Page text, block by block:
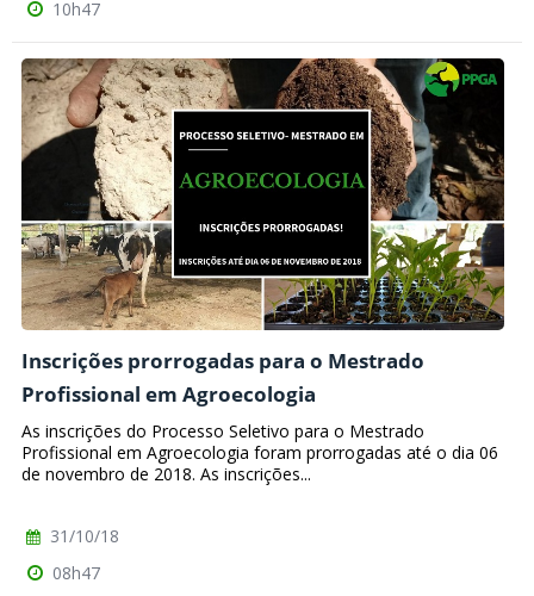
10h47
Inscrições prorrogadas para o Mestrado
Profissional em Agroecologia
As inscrições do Processo Seletivo para o Mestrado
Profissional em Agroecologia foram prorrogadas até o dia 06
de novembro de 2018. As inscrições...
31/10/18
08h47